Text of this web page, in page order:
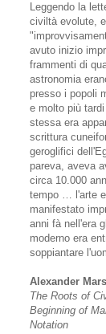
Leggendo la
civiltà evolute,
avuto inizio
frammenti di
astronomia
presso i popoli
e molto più
stessa era
scrittura
geroglifici
pareva, aveva
circa 10.000
tempo … l'arte
manifestato
anni fà nell'era
moderno era
soppiantare
Alexander
The Roots of
Beginning of
Notation